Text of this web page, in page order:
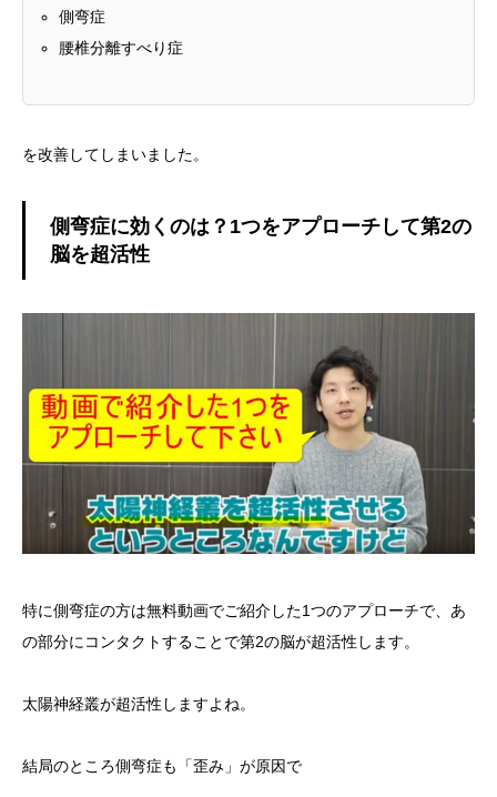
側弯症
腰椎分離すべり症
を改善してしまいました。
側弯症に効くのは？1つをアプローチして第2の
脳を超活性
特に側弯症の方は無料動画でご紹介した1つのアプローチで、あ
の部分にコンタクトすることで第2の脳が超活性します。
太陽神経叢が超活性しますよね。
結局のところ側弯症も「歪み」が原因で